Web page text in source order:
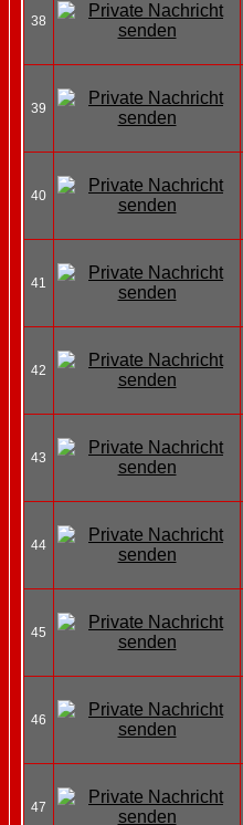
38
39
40
41
42
43
44
45
46
47